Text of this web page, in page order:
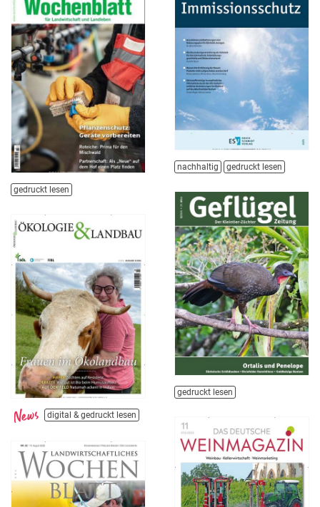
nachhaltig gedruckt lesen
gedruckt lesen
gedruckt lesen
digital & gedruckt lesen